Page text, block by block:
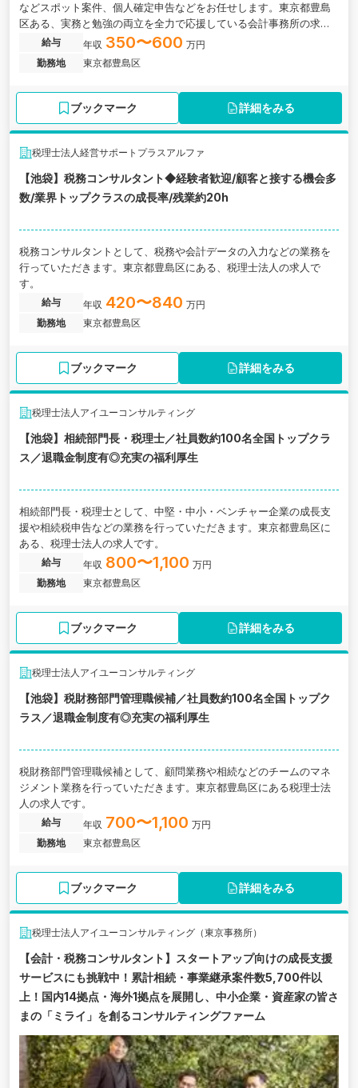
などスポット案件、個人確定申告などをお任せします。東京都豊島
区ある、実務と勉強の両立を全力で応援している会計事務所の求人
です。給与 年収 350〜600 万円
勤務地
東京都豊島区
ブックマーク 詳細をみる
税理士法人経営サポートプラスアルファ
【池袋】税務コンサルタント◆経験者歓迎/顧客と接する機会多
数/業界トップクラスの成長率/残業約20h
税務コンサルタントとして、税務や会計データの入力などの業務を
行っていただきます。東京都豊島区にある、税理士法人の求人で
す。
給与 年収 420〜840 万円
勤務地
東京都豊島区
ブックマーク 詳細をみる
税理士法人アイユーコンサルティング
【池袋】相続部門長・税理士／社員数約100名全国トップクラ
ス／退職金制度有◎充実の福利厚生
相続部門長・税理士として、中堅・中小・ベンチャー企業の成長支
援や相続税申告などの業務を行っていただきます。東京都豊島区に
ある、税理士法人の求人です。
給与 年収 800〜1,100 万円
勤務地
東京都豊島区
ブックマーク 詳細をみる
税理士法人アイユーコンサルティング
【池袋】税財務部門管理職候補／社員数約100名全国トップク
ラス／退職金制度有◎充実の福利厚生
税財務部門管理職候補として、顧問業務や相続などのチームのマネ
ジメント業務を行っていただきます。東京都豊島区にある税理士法
人の求人です。
給与 年収 700〜1,100 万円
勤務地
東京都豊島区
ブックマーク 詳細をみる
税理士法人アイユーコンサルティング（東京事務所）
【会計・税務コンサルタント】スタートアップ向けの成長支援
サービスにも挑戦中！累計相続・事業継承案件数5,700件以
上！国内14拠点・海外1拠点を展開し、中小企業・資産家の皆さ
まの「ミライ」を創るコンサルティングファーム